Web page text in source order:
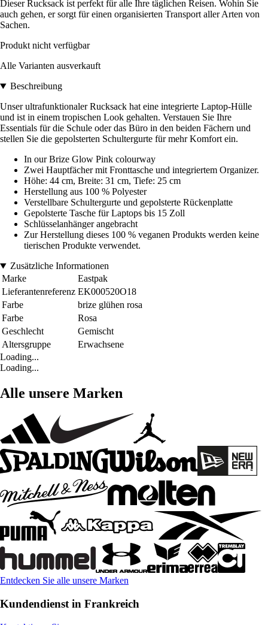
Dieser Rucksack ist perfekt für alle Ihre täglichen Reisen. Wohin Sie
auch gehen, er sorgt für einen organisierten Transport aller Arten von
Sachen.
Produkt nicht verfügbar
Alle Varianten ausverkauft
Beschreibung
Unser ultrafunktionaler Rucksack hat eine integrierte Laptop-Hülle
und ist in einem tropischen Look gehalten. Verstauen Sie Ihre
Essentials für die Schule oder das Büro in den beiden Fächern und
stellen Sie die gepolsterten Schultergurte für mehr Komfort ein.
In our Brize Glow Pink colourway
Zwei Hauptfächer mit Fronttasche und integriertem Organizer.
Höhe: 44 cm, Breite: 31 cm, Tiefe: 25 cm
Herstellung aus 100 % Polyester
Verstellbare Schultergurte und gepolsterte Rückenplatte
Gepolsterte Tasche für Laptops bis 15 Zoll
Schlüsselanhänger angebracht
Zur Herstellung dieses 100 % veganen Produkts werden keine
tierischen Produkte verwendet.
Zusätzliche Informationen
Marke
Eastpak
Lieferantenreferenz EK000520O18
Farbe
brize glühen rosa
Farbe
Rosa
Geschlecht
Gemischt
Altersgruppe
Erwachsene
Loading...
Loading...
Alle unsere Marken
Entdecken Sie alle unsere Marken
Kundendienst in Frankreich